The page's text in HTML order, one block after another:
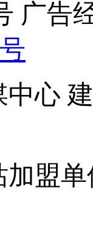
广告
心
盟